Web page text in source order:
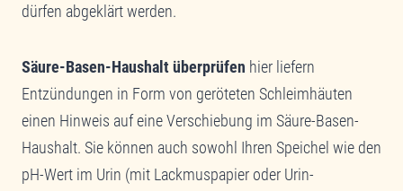
dürfen abgeklärt werden.
Säure-Basen-Haushalt überprüfen hier liefern
Entzündungen in Form von geröteten Schleimhäuten
einen Hinweis auf eine Verschiebung im Säure-Basen-
Haushalt. Sie können auch sowohl Ihren Speichel wie den
pH-Wert im Urin (mit Lackmuspapier oder Urin-